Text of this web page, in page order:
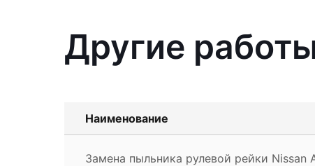
Другие
Наименование
Замена пыльника рулевой рейки Nissan